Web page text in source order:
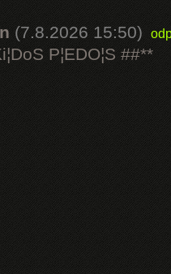
(7.8.2026 15:50)
P¦EDO¦S ##**